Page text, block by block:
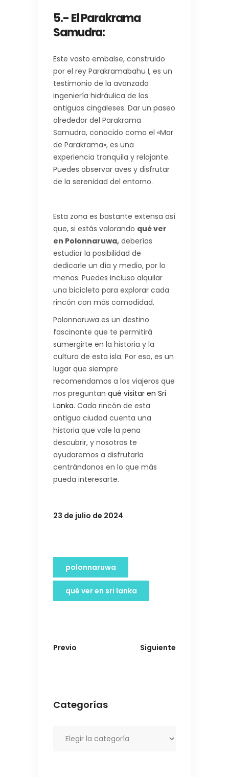
5.- El Parakrama
Samudra:
Este vasto embalse, construido
por el rey Parakramabahu I, es un
testimonio de la avanzada
ingeniería hidráulica de los
antiguos cingaleses. Dar un paseo
alrededor del Parakrama
Samudra, conocido como el «Mar
de Parakrama», es una
experiencia tranquila y relajante.
Puedes observar aves y disfrutar
de la serenidad del entorno.
Esta zona es bastante extensa así
que, si estás valorando qué ver
en Polonnaruwa, deberías
estudiar la posibilidad de
dedicarle un día y medio, por lo
menos. Puedes incluso alquilar
una bicicleta para explorar cada
rincón con más comodidad.
Polonnaruwa es un destino
fascinante que te permitirá
sumergirte en la historia y la
cultura de esta isla. Por eso, es un
lugar que siempre
recomendamos a los viajeros que
nos preguntan qué visitar en Sri
Lanka. Cada rincón de esta
antigua ciudad cuenta una
historia que vale la pena
descubrir, y nosotros te
ayudaremos a disfrutarla
centrándonos en lo que más
pueda interesarte.
23 de julio de 2024
polonnaruwa
qué ver en sri lanka
Previo Siguiente
Categorías